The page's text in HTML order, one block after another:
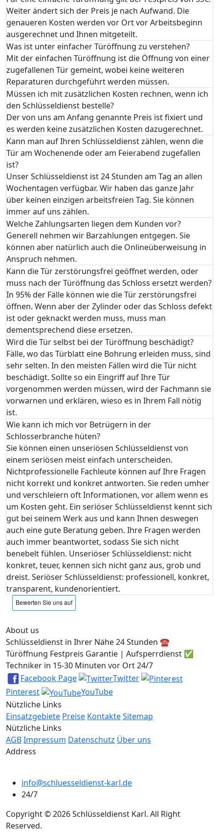
Weiter ändert sich der Preis je nach Aufwand. Die
genaueren Kosten werden vor Ort vor Arbeitsbeginn
ausgerechnet und Ihnen mitgeteilt.
Was ist unter einfacher Türöffnung zu verstehen?
Mit der einfachen Türöffnung ist die Öffnung von einer
zugefallenen Tür gemeint, wobei keine weiteren
Reparaturen durchgeführt werden müssen.
Müssen ich mit zusätzlichen Kosten rechnen, wenn ich
den Schlüsseldienst bestelle?
Der von uns am Anfang genannte Preis ist fixiert und
es werden keine zusätzlichen Kosten dazugerechnet.
Kann man auf Ihren Schlüsseldienst zählen, wenn die
Tür am Wochenende oder am Feierabend zugefallen
ist?
Unser Schlüsseldienst ist 24 Stunden am Tag an allen
Wochentagen verfügbar. Wir haben das ganze Jahr
über keinen einzigen arbeitsfreien Tag. Sie können
immer auf uns zählen.
Welche Zahlungsarten liegen dem Kunden vor?
Generell nehmen wir Barzahlungen entgegen. Sie
können aber natürlich auch die Onlineüberweisung in
Anspruch nehmen.
Kann die Tür zerstörungsfrei geöffnet werden, oder
muss nach der Türöffnung das Schloss ersetzt werden?
In 95% der Fälle können wie die Tür zerstörungsfrei
öffnen. Wenn aber der Zylinder oder das Schloss defekt
ist oder geknackt werden muss, muss man
dementsprechend diese ersetzen.
Wird die Tür selbst bei der Türöffnung beschädigt?
Fälle, wo das Türblatt eine Bohrung erleiden muss, sind
sehr selten. In den meisten Fällen wird die Tür nicht
beschädigt. Sollte so ein Eingriff auf Ihre Tür
vorgenommen werden müssen, wird der Fachmann sie
vorwarnen und erklären, wieso es in Ihrem Fall nötig
ist.
Wie kann ich mich vor Betrügern in der
Schlosserbranche hüten?
Sie können einen unseriösen Schlüsseldienst von
einem seriösen meist einfach unterscheiden.
Nichtprofessionelle Fachleute können auf Ihre Fragen
nicht korrekt und konkret antworten. Sie reden umher
und verschleiern oft Informationen, vor allem wenn es
um Kosten geht. Ein seriöser Schlüsseldienst kennt sich
gut bei seinem Werk aus und kann Ihnen deswegen
auch eine gute Beratung geben. Ihre Fragen werden
auch immer beantwortet, sodass Sie sich nicht
benebelt fühlen. Unseriöser Schlüsseldienst: nicht
konkret, teuer, kennen sich nicht ganz aus, grob und
dreist. Seriöser Schlüsseldienst: professionell, konkret,
transparent, kundenorientiert.
About us
Schlüsseldienst in Ihrer Nähe 24 Stunden ☎️
Türöffnung Festpreis Garantie | Aufsperrdienst ✅
Techniker in 15-30 Minuten vor Ort 24/7
Facebook Page
Twitter
Pinterest
YouTube
Nützliche Links
Einsatzgebiete Preise KontakteSitemap
Nützliche Links
AGBImpressum Datenschutz Über uns
Address
info@schluesseldienst-karl.de
24/7
Copyright © 2026 Schlüsseldienst Karl. All Right
Reserved.